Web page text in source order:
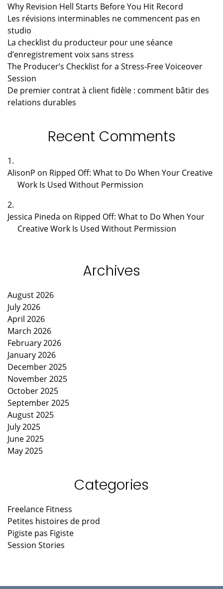
Why Revision Hell Starts Before You Hit Record
Les révisions interminables ne commencent pas en
studio
La checklist du producteur pour une séance
d’enregistrement voix sans stress
The Producer’s Checklist for a Stress-Free Voiceover
Session
De premier contrat à client fidèle : comment bâtir des
relations durables
Recent Comments
AlisonP on Ripped Off: What to Do When Your Creative
Work Is Used Without Permission
Jessica Pineda on Ripped Off: What to Do When Your
Creative Work Is Used Without Permission
Archives
August 2026
July 2026
April 2026
March 2026
February 2026
January 2026
December 2025
November 2025
October 2025
September 2025
August 2025
July 2025
June 2025
May 2025
Categories
Freelance Fitness
Petites histoires de prod
Pigiste pas Figiste
Session Stories